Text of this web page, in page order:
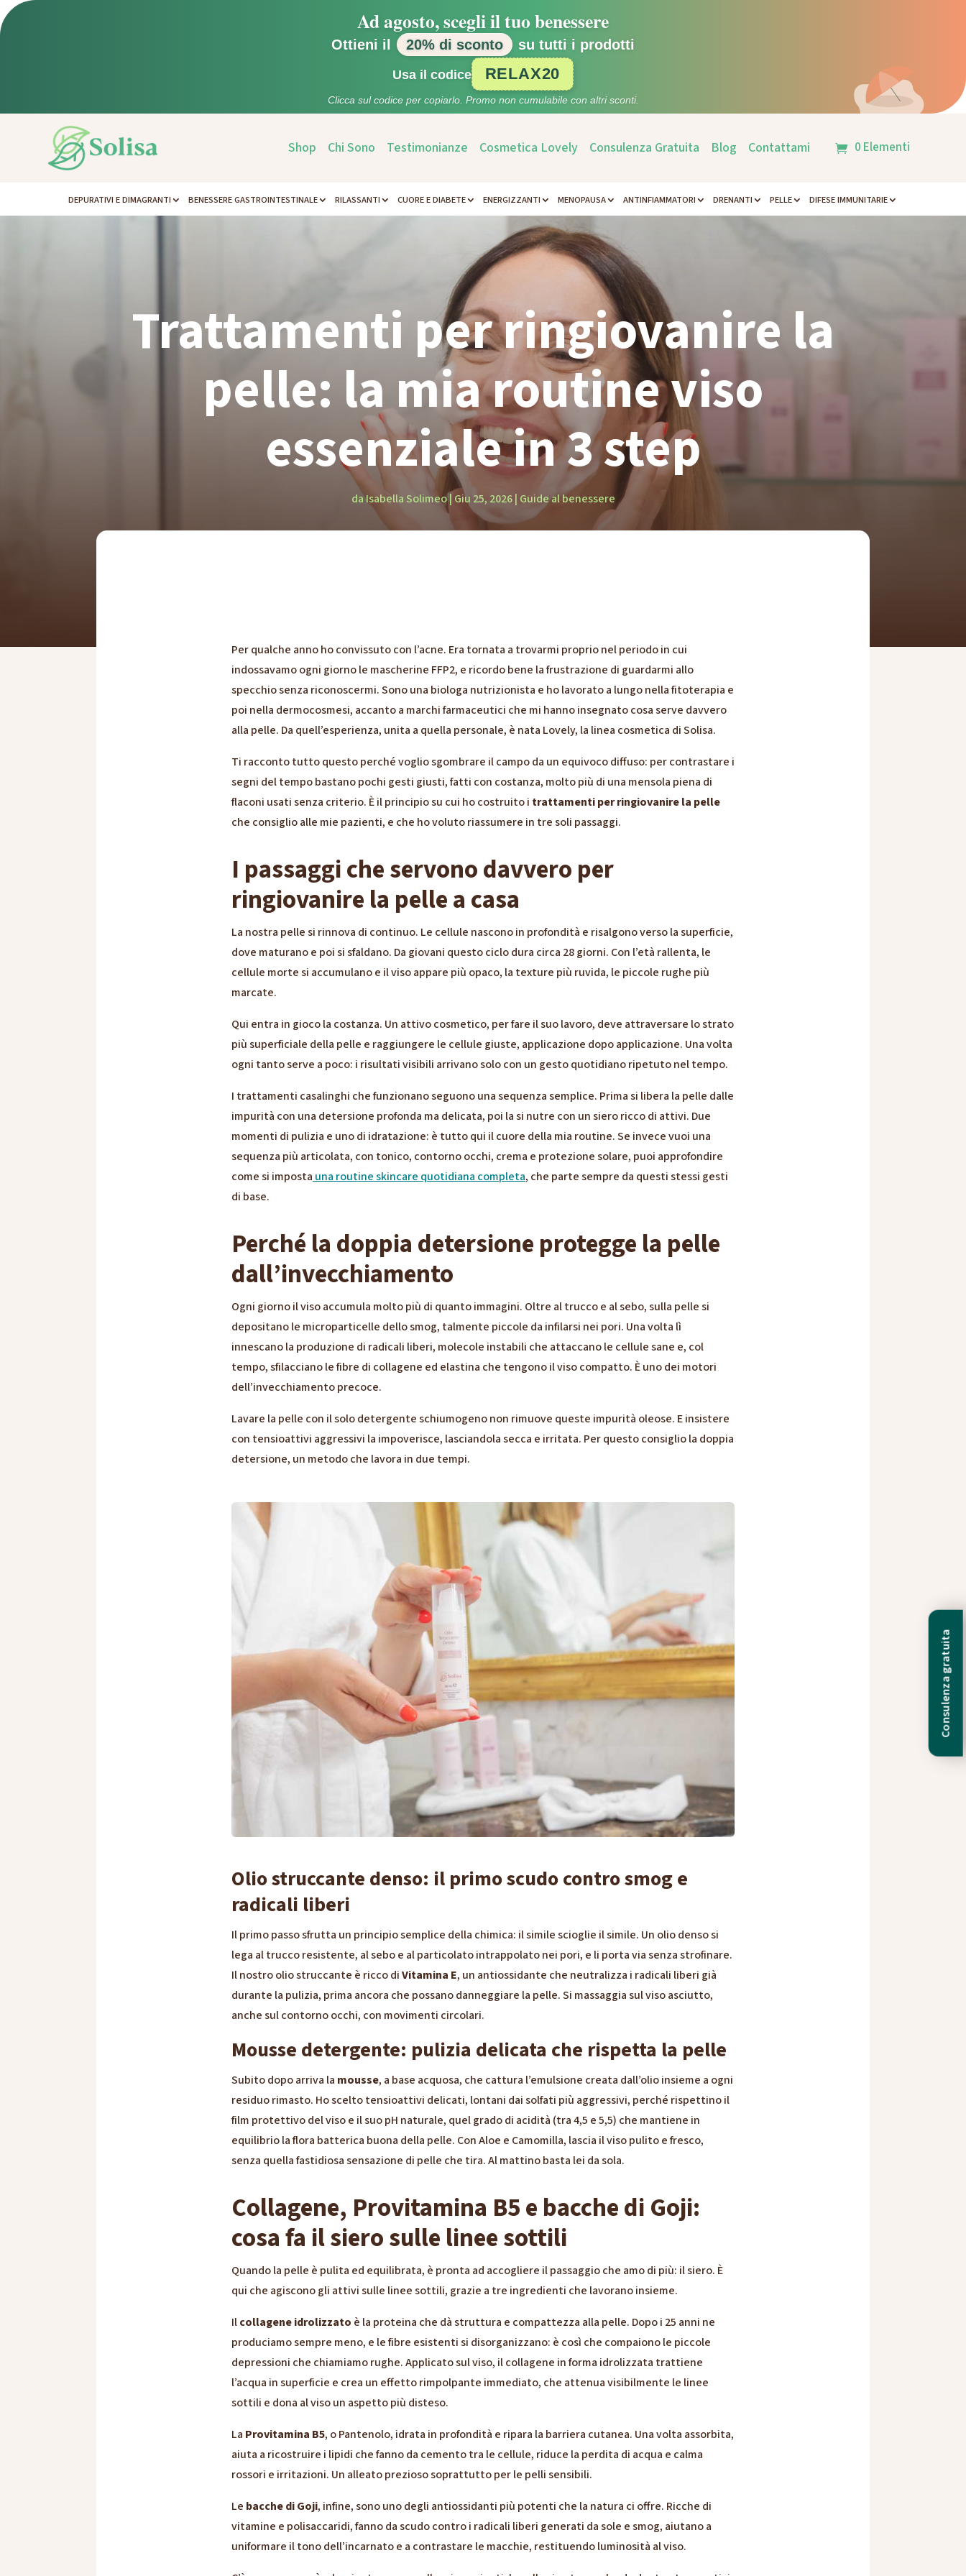
Ad agosto, scegli il tuo benessere
Ottieni il 20% di sconto su tutti i prodotti
Usa il codice RELAX20
Clicca sul codice per copiarlo. Promo non cumulabile con altri sconti.
Shop Chi Sono Testimonianze Cosmetica Lovely Consulenza Gratuita Blog Contattami 0 Elementi
DEPURATIVI E DIMAGRANTI BENESSERE GASTROINTESTINALE RILASSANTI CUORE E DIABETE ENERGIZZANTI MENOPAUSA ANTINFIAMMATORI DRENANTI PELLE DIFESE IMMUNITARIE
Trattamenti per ringiovanire la
pelle: la mia routine viso
essenziale in 3 step
daIsabella Solimeo| Giu 25, 2026| Guide al benessere
Per qualche anno ho convissuto con l’acne. Era tornata a trovarmi proprio nel periodo in cui
indossavamo ogni giorno le mascherine FFP2, e ricordo bene la frustrazione di guardarmi allo
specchio senza riconoscermi. Sono una biologa nutrizionista e ho lavorato a lungo nella fitoterapia e
poi nella dermocosmesi, accanto a marchi farmaceutici che mi hanno insegnato cosa serve davvero
alla pelle. Da quell’esperienza, unita a quella personale, è nata Lovely, la linea cosmetica di Solisa.
Ti racconto tutto questo perché voglio sgombrare il campo da un equivoco diffuso: per contrastare i
segni del tempo bastano pochi gesti giusti, fatti con costanza, molto più di una mensola piena di
flaconi usati senza criterio. È il principio su cui ho costruito i trattamenti per ringiovanire la pelle
che consiglio alle mie pazienti, e che ho voluto riassumere in tre soli passaggi.
I passaggi che servono davvero per
ringiovanire la pelle a casa
La nostra pelle si rinnova di continuo. Le cellule nascono in profondità e risalgono verso la superficie,
dove maturano e poi si sfaldano. Da giovani questo ciclo dura circa 28 giorni. Con l’età rallenta, le
cellule morte si accumulano e il viso appare più opaco, la texture più ruvida, le piccole rughe più
marcate.
Qui entra in gioco la costanza. Un attivo cosmetico, per fare il suo lavoro, deve attraversare lo strato
più superficiale della pelle e raggiungere le cellule giuste, applicazione dopo applicazione. Una volta
ogni tanto serve a poco: i risultati visibili arrivano solo con un gesto quotidiano ripetuto nel tempo.
I trattamenti casalinghi che funzionano seguono una sequenza semplice. Prima si libera la pelle dalle
impurità con una detersione profonda ma delicata, poi la si nutre con un siero ricco di attivi. Due
momenti di pulizia e uno di idratazione: è tutto qui il cuore della mia routine. Se invece vuoi una
sequenza più articolata, con tonico, contorno occhi, crema e protezione solare, puoi approfondire
come si imposta una routine skincare quotidiana completa, che parte sempre da questi stessi gesti
di base.
Perché la doppia detersione protegge la pelle
dall’invecchiamento
Ogni giorno il viso accumula molto più di quanto immagini. Oltre al trucco e al sebo, sulla pelle si
depositano le microparticelle dello smog, talmente piccole da infilarsi nei pori. Una volta lì
innescano la produzione di radicali liberi, molecole instabili che attaccano le cellule sane e, col
tempo, sfilacciano le fibre di collagene ed elastina che tengono il viso compatto. È uno dei motori
dell’invecchiamento precoce.
Lavare la pelle con il solo detergente schiumogeno non rimuove queste impurità oleose. E insistere
con tensioattivi aggressivi la impoverisce, lasciandola secca e irritata. Per questo consiglio la doppia
detersione, un metodo che lavora in due tempi.
Olio struccante denso: il primo scudo contro smog e
radicali liberi
Il primo passo sfrutta un principio semplice della chimica: il simile scioglie il simile. Un olio denso si
lega al trucco resistente, al sebo e al particolato intrappolato nei pori, e li porta via senza strofinare.
Il nostro olio struccante è ricco diVitamina E, un antiossidante che neutralizza i radicali liberi già
durante la pulizia, prima ancora che possano danneggiare la pelle. Si massaggia sul viso asciutto,
anche sul contorno occhi, con movimenti circolari.
Mousse detergente: pulizia delicata che rispetta la pelle
Subito dopo arriva la mousse, a base acquosa, che cattura l’emulsione creata dall’olio insieme a ogni
residuo rimasto. Ho scelto tensioattivi delicati, lontani dai solfati più aggressivi, perché rispettino il
film protettivo del viso e il suo pH naturale, quel grado di acidità (tra 4,5 e 5,5) che mantiene in
equilibrio la flora batterica buona della pelle. Con Aloe e Camomilla, lascia il viso pulito e fresco,
senza quella fastidiosa sensazione di pelle che tira. Al mattino basta lei da sola.
Collagene, Provitamina B5 e bacche di Goji:
cosa fa il siero sulle linee sottili
Quando la pelle è pulita ed equilibrata, è pronta ad accogliere il passaggio che amo di più: il siero. È
qui che agiscono gli attivi sulle linee sottili, grazie a tre ingredienti che lavorano insieme.
Ilcollagene idrolizzato è la proteina che dà struttura e compattezza alla pelle. Dopo i 25 anni ne
produciamo sempre meno, e le fibre esistenti si disorganizzano: è così che compaiono le piccole
depressioni che chiamiamo rughe. Applicato sul viso, il collagene in forma idrolizzata trattiene
l’acqua in superficie e crea un effetto rimpolpante immediato, che attenua visibilmente le linee
sottili e dona al viso un aspetto più disteso.
La Provitamina B5, o Pantenolo, idrata in profondità e ripara la barriera cutanea. Una volta assorbita,
aiuta a ricostruire i lipidi che fanno da cemento tra le cellule, riduce la perdita di acqua e calma
rossori e irritazioni. Un alleato prezioso soprattutto per le pelli sensibili.
Le bacche di Goji, infine, sono uno degli antiossidanti più potenti che la natura ci offre. Ricche di
vitamine e polisaccaridi, fanno da scudo contro i radicali liberi generati da sole e smog, aiutano a
uniformare il tono dell’incarnato e a contrastare le macchie, restituendo luminosità al viso.
Consulenza gratuita